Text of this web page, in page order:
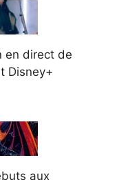
en direct de
Disney+
aux